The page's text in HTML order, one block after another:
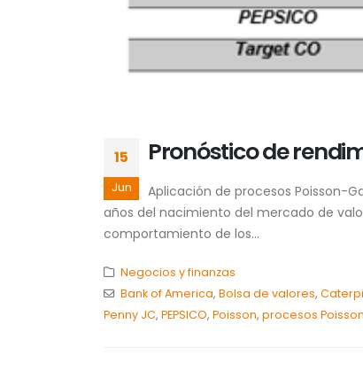
15
Jun
Pronóstico de
Aplicación de procesos Poisson-
años del nacimiento del mercado de
comportamiento de los...
Negocios y finanzas
Bank of America, Bolsa de valores,
Penny JC, PEPSICO, Poisson, procesos